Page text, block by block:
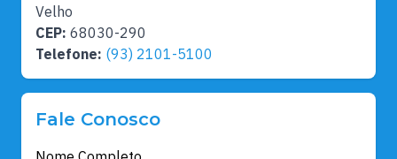
Velho
CEP: 68030-290
Telefone: (93) 2101-5100
Fale Conosco